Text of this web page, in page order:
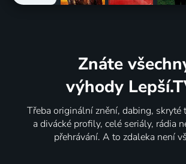
Znáte
výhody
Třeba originální znění, dabing, skryté
a divácké profily, celé seriály, rádia
přehrávání. A to zdaleka není